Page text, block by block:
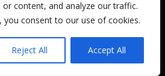
or content, and analyze our traffic.
you consent to our use of cookies.
Reject All Accept All
Decepcionémosles.
cámara es un blog de Ignacio